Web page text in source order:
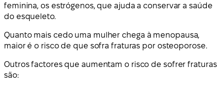
feminina, os estrógenos, que ajuda a conservar a saúde
do esqueleto.
Quanto mais cedo uma mulher chega à menopausa,
maior é o risco de que sofra fraturas por osteoporose.
Outros factores que aumentam o risco de sofrer fraturas
são: